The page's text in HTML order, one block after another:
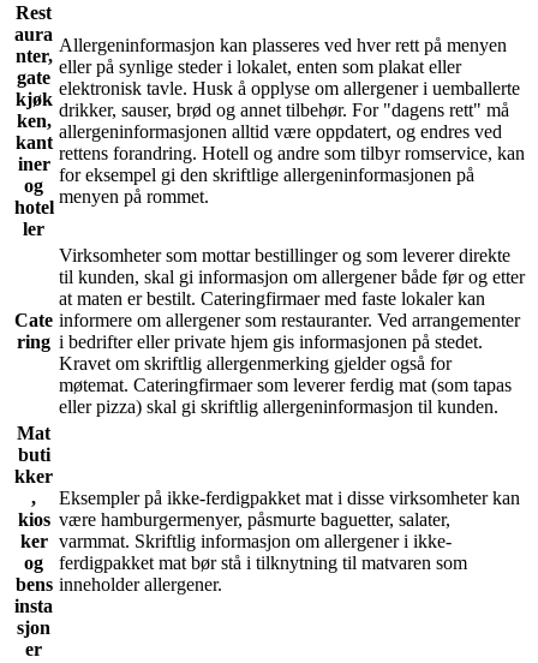
Rest
aura
nter,
gate
kjøk
ken,
kant
iner
og
hotel
ler
Allergeninformasjon kan plasseres ved hver rett på menyen
eller på synlige steder i lokalet, enten som plakat eller
elektronisk tavle. Husk å opplyse om allergener i uemballerte
drikker, sauser, brød og annet tilbehør. For "dagens rett" må
allergeninformasjonen alltid være oppdatert, og endres ved
rettens forandring. Hotell og andre som tilbyr romservice, kan
for eksempel gi den skriftlige allergeninformasjonen på
menyen på rommet.
Cate
ring
Virksomheter som mottar bestillinger og som leverer direkte
til kunden, skal gi informasjon om allergener både før og etter
at maten er bestilt. Cateringfirmaer med faste lokaler kan
informere om allergener som restauranter. Ved arrangementer
i bedrifter eller private hjem gis informasjonen på stedet.
Kravet om skriftlig allergenmerking gjelder også for
møtemat. Cateringfirmaer som leverer ferdig mat (som tapas
eller pizza) skal gi skriftlig allergeninformasjon til kunden.
Mat
buti
kker
,
kios
ker
og
bens
insta
sjon
er
Eksempler på ikke-ferdigpakket mat i disse virksomheter kan
være hamburgermenyer, påsmurte baguetter, salater,
varmmat. Skriftlig informasjon om allergener i ikke-
ferdigpakket mat bør stå i tilknytning til matvaren som
inneholder allergener.